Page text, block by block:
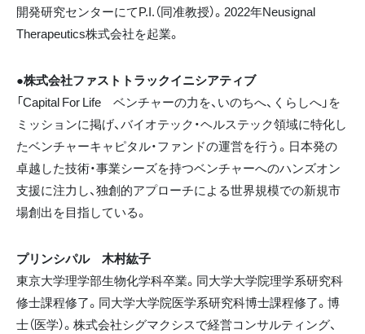
開発研究センターにてP.I.（同准教授）。2022年Neusignal
Therapeutics株式会社を起業。
●株式会社ファストトラックイニシアティブ
「Capital For Life ベンチャーの力を、いのちへ、くらしへ」を
ミッションに掲げ、バイオテック・ヘルステック領域に特化し
たベンチャーキャピタル・ファンドの運営を行う。日本発の
卓越した技術・事業シーズを持つベンチャーへのハンズオン
支援に注力し、独創的アプローチによる世界規模での新規市
場創出を目指している。
プリンシパル 木村紘子
東京大学理学部生物化学科卒業。同大学大学院理学系研究科
修士課程修了。同大学大学院医学系研究科博士課程修了。博
士（医学）。株式会社シグマクシスで経営コンサルティング、